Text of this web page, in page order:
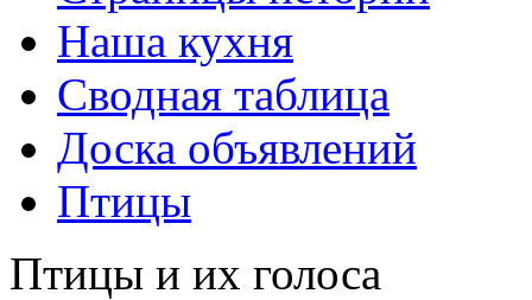
Наша кухня
Сводная таблица
Доска объявлений
Птицы
Птицы и их голоса